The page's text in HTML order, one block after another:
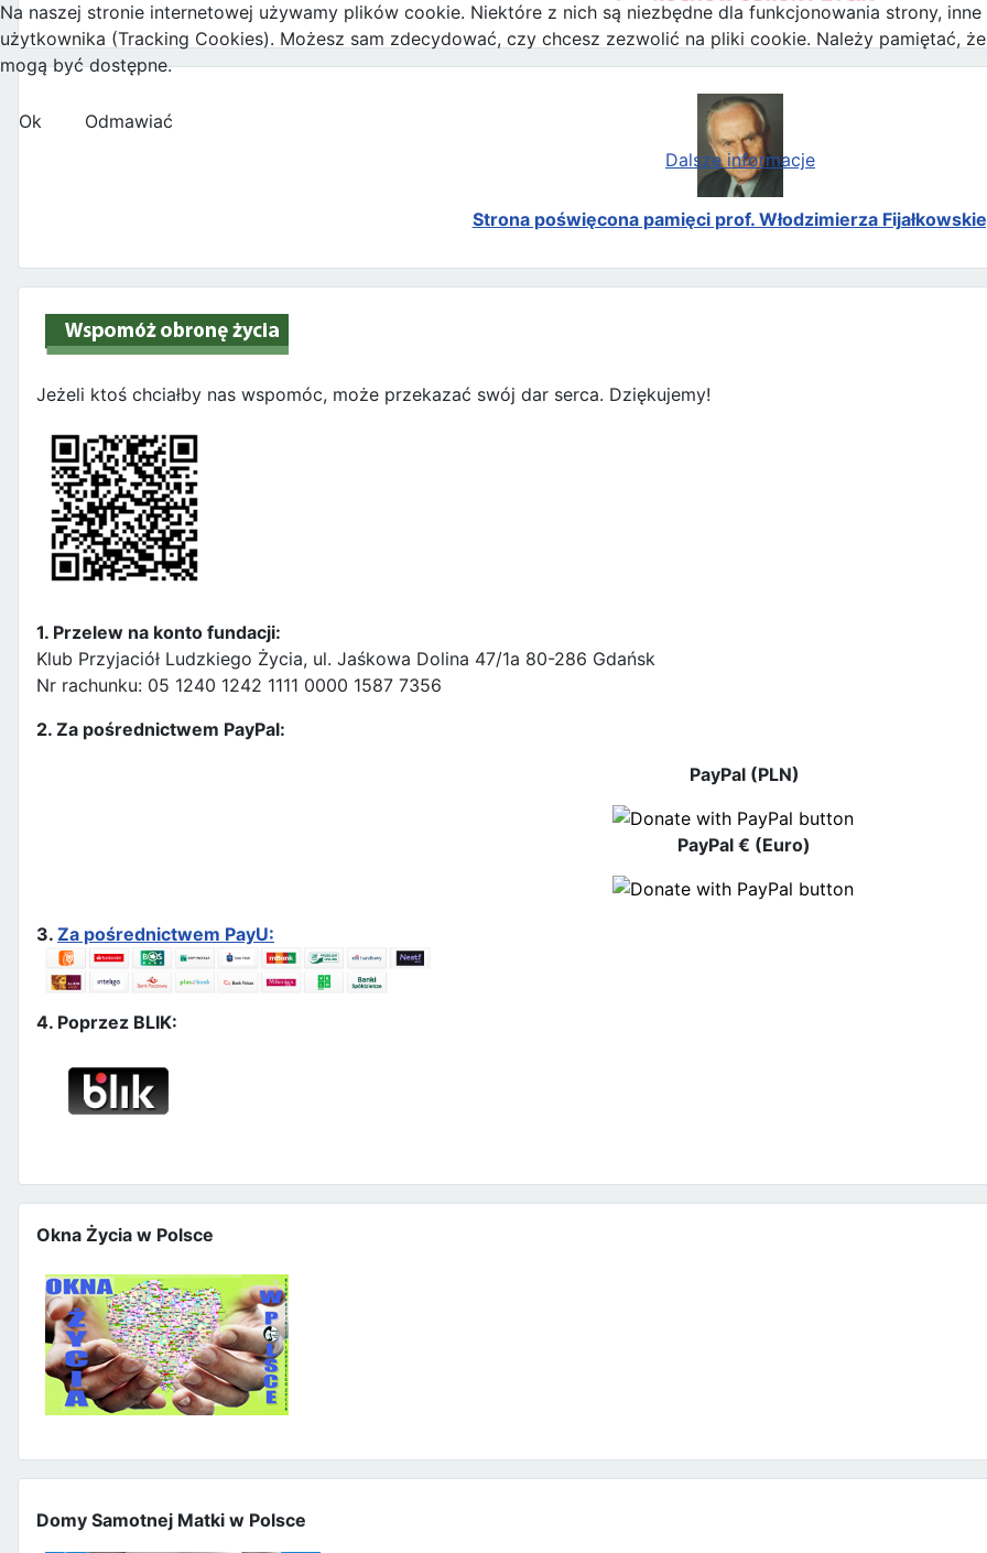
Strona poświęcona pamięci prof. Włodzimierza
Jeżeli ktoś chciałby nas wspomóc, może przekazać swój dar serca. Dziękujemy!
1. Przelew na konto fundacji:
Klub Przyjaciół Ludzkiego Życia, ul. Jaśkowa Dolina 47/1a 80-286 Gdańsk
Nr rachunku: 05 1240 1242 1111 0000 1587 7356
2. Za pośrednictwem PayPal:
PayPal (PLN)
PayPal € (Euro)
3. Za pośrednictwem PayU:
4. Poprzez BLIK:
Okna Życia w Polsce
Domy Samotnej Matki w Polsce
Na naszej stronie internetowej używamy plików cookie. Niektóre z nich są niezbędne dla funkcjonowania strony,
użytkownika (Tracking Cookies). Możesz sam zdecydować, czy chcesz zezwolić na pliki cookie. Należy pamiętać,
mogą być dostępne.
Ok
Odmawiać
Dalsze informacje